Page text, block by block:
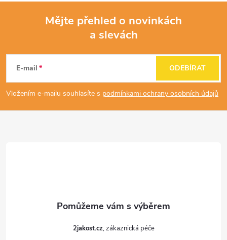
p
a
Mějte přehled o novinkách
a slevách
E-mail
Vložením e-mailu souhlasíte s podmínkami ochrany osobních údajů
ODEBÍRAT
2jakost.cz